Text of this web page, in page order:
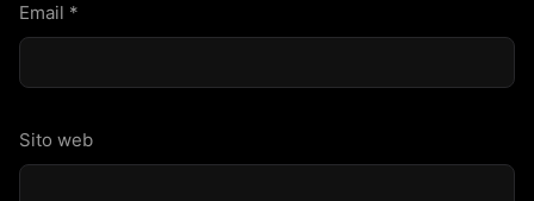
Email *
Sito web